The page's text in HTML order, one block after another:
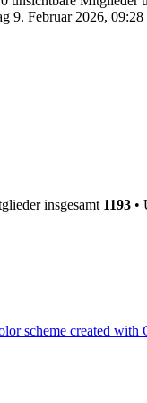
9. Februar 2026,
insgesamt 1193 •
scheme created with